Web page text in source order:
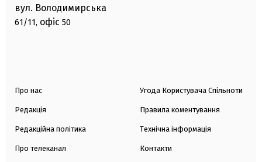
вул. Володимирська
61/11, офіс 50
Про нас
Редакція
Редакційна політика
Про телеканал
Угода Користувача Спільноти
Правила коментування
Технічна інформація
Контакти